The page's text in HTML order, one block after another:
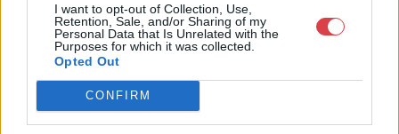
I want to opt-out of Collection, Use,
Retention, Sale, and/or Sharing of my
Personal Data that Is Unrelated with the
Purposes for which it was collected.
Opted Out
CONFIRM